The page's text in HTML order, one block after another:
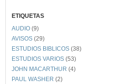
ETIQUETAS
AUDIO (9)
AVISOS (29)
ESTUDIOS BIBLICOS (38)
ESTUDIOS VARIOS (53)
JOHN MACARTHUR (4)
PAUL WASHER (2)